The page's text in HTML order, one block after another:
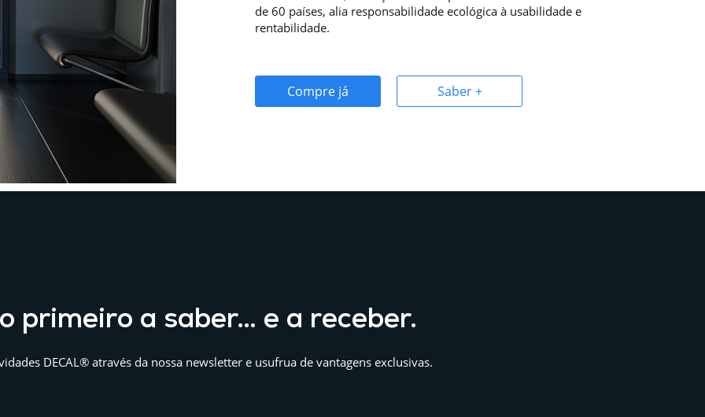
de 60 países, alia responsabilidade ecológica à usabilidade e
rentabilidade.
Compre já Saber +
primeiro a saber… e a receber.
DECAL® através da nossa newsletter e usufrua de vantagens exclusivas.